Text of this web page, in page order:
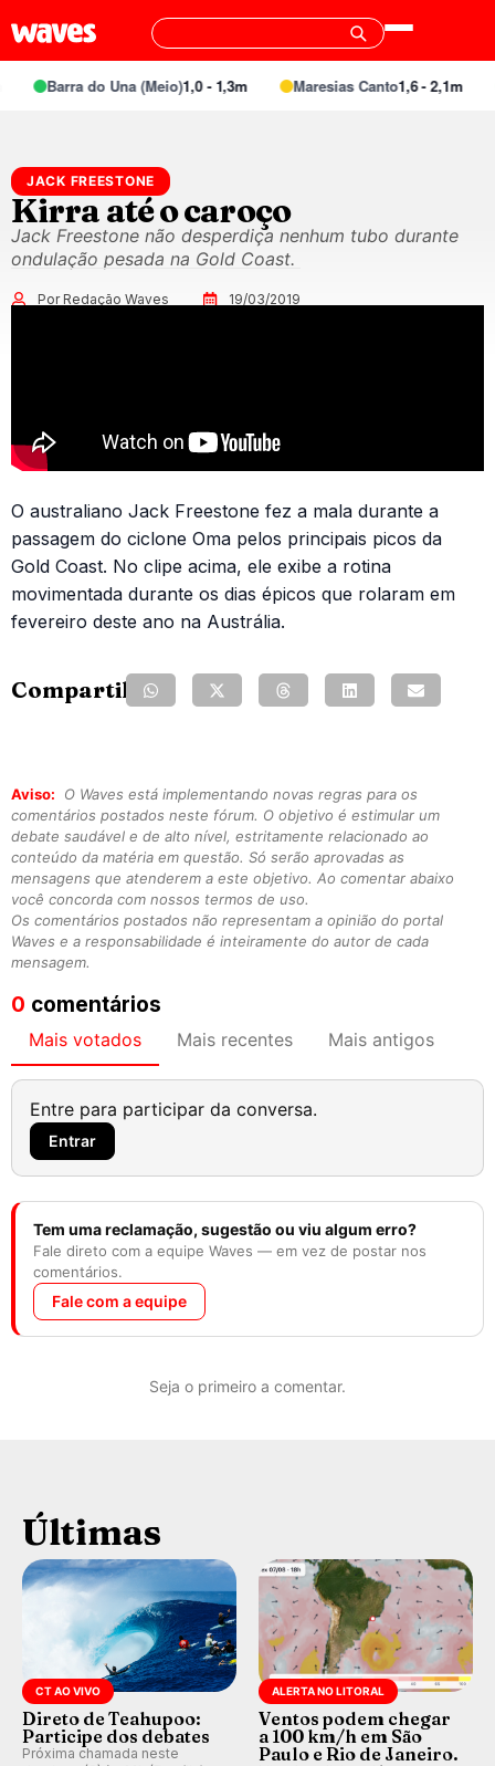
Barra do Una (Meio)1,0 - 1,3m Maresias Canto1,6 - 2,1m
JACK FREESTONE
Kirra até o caroço
Jack Freestone não desperdiça nenhum tubo durante
ondulação pesada na Gold Coast.
Por Redação Waves 19/03/2019
O australiano Jack Freestone fez a mala durante a
passagem do ciclone Oma pelos principais picos da
Gold Coast. No clipe acima, ele exibe a rotina
movimentada durante os dias épicos que rolaram em
fevereiro deste ano na Austrália.
Compartilhe:
Aviso:
O Waves está implementando novas regras para os
comentários postados neste fórum. O objetivo é estimular um
debate saudável e de alto nível, estritamente relacionado ao
conteúdo da matéria em questão. Só serão aprovadas as
mensagens que atenderem a este objetivo. Ao comentar abaixo
você concorda com nossos termos de uso.
Os comentários postados não representam a opinião do portal
Waves e a responsabilidade é inteiramente do autor de cada
mensagem.
0 comentários
Mais votados Mais recentes Mais antigos
Entre para participar da conversa.
Entrar
Tem uma reclamação, sugestão ou viu algum erro?
Fale direto com a equipe Waves — em vez de postar nos
comentários.
Fale com a equipe
Seja o primeiro a comentar.
Últimas
CT AO VIVO
Direto de Teahupoo:
Participe dos debates
Próxima chamada neste
ALERTA NO LITORAL
Ventos podem chegar
a 100 km/h em São
Paulo e Rio de Janeiro.